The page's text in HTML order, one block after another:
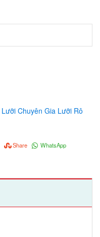
Lưỡi Chuyên Gia Lưỡi Rô
Share WhatsApp